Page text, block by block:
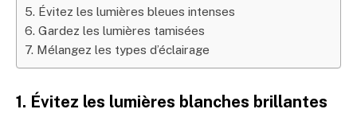
5. Évitez les lumières bleues intenses
6. Gardez les lumières tamisées
7. Mélangez les types d’éclairage
1. Évitez les lumières blanches brillantes